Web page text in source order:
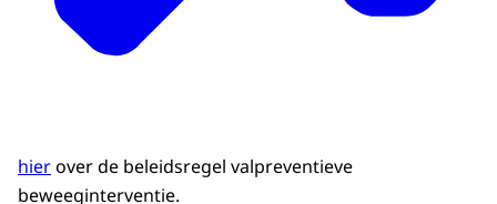
hierover de beleidsregel valpreventieve
beweeginterventie.